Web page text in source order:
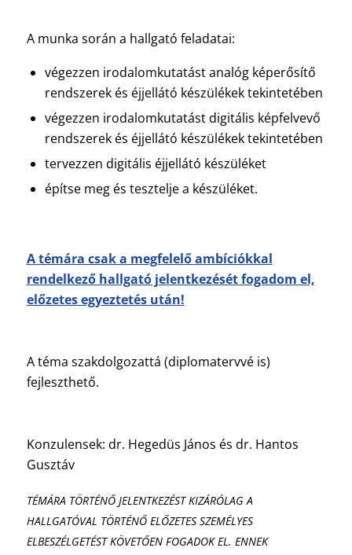
A munka során a hallgató feladatai:
végezzen irodalomkutatást analóg képerősítő
rendszerek és éjjellátó készülékek tekintetében
végezzen irodalomkutatást digitális képfelvevő
rendszerek és éjjellátó készülékek tekintetében
tervezzen digitális éjjellátó készüléket
építse meg és tesztelje a készüléket.
A témára csak a megfelelő ambíciókkal
rendelkező hallgató jelentkezését fogadom el,
előzetes egyeztetés után!
A téma szakdolgozattá (diplomatervvé is)
fejleszthető.
Konzulensek: dr. Hegedüs János és dr. Hantos
Gusztáv
TÉMÁRA TÖRTÉNŐ JELENTKEZÉST KIZÁRÓLAG A
HALLGATÓVAL TÖRTÉNŐ ELŐZETES SZEMÉLYES
ELBESZÉLGETÉST KÖVETŐEN FOGADOK EL. ENNEK